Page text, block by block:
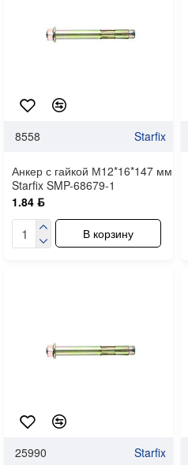
8558 Starfix
Анкер с гайкой М12*16*147 мм
Starfix SMP-68679-1
1.84 ƃ
В корзину
25990 Starfix